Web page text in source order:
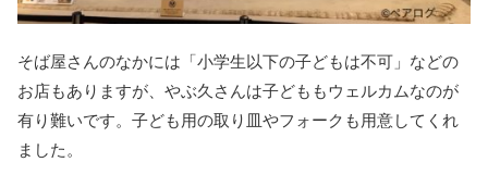
そば屋さんのなかには「小学生以下の子どもは不可」などの
お店もありますが、やぶ久さんは子どももウェルカムなのが
有り難いです。子ども用の取り皿やフォークも用意してくれ
ました。